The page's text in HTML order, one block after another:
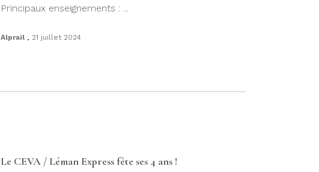
Principaux enseignements : ...
Alprail . 21 juillet 2024
Le CEVA / Léman Express fête ses 4 ans !